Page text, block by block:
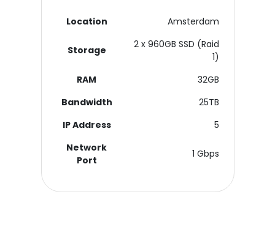
Location Amsterdam
Storage
2 x 960GB SSD (Raid
1)
RAM
32GB
Bandwidth
25TB
IP Address
5
Network
Port
1 Gbps